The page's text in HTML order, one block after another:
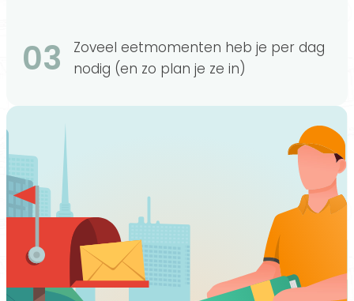
03
Zoveel eetmomenten heb je per dag
nodig (en zo plan je ze in)